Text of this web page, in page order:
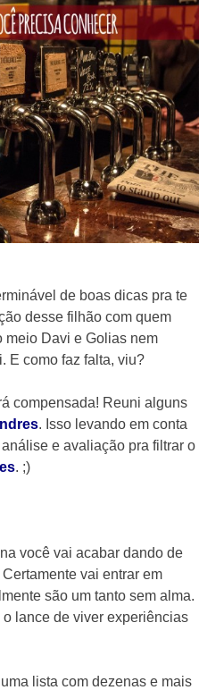
de boas dicas pra te
desse filhão com quem
meio Davi e Golias nem
E como faz falta, viu?
compensada! Reuni alguns
. Isso levando em conta
e avaliação pra filtrar o
. ;)
você vai acabar dando de
Certamente vai entrar em
são um tanto sem alma.
lance de viver experiências
lista com dezenas e mais